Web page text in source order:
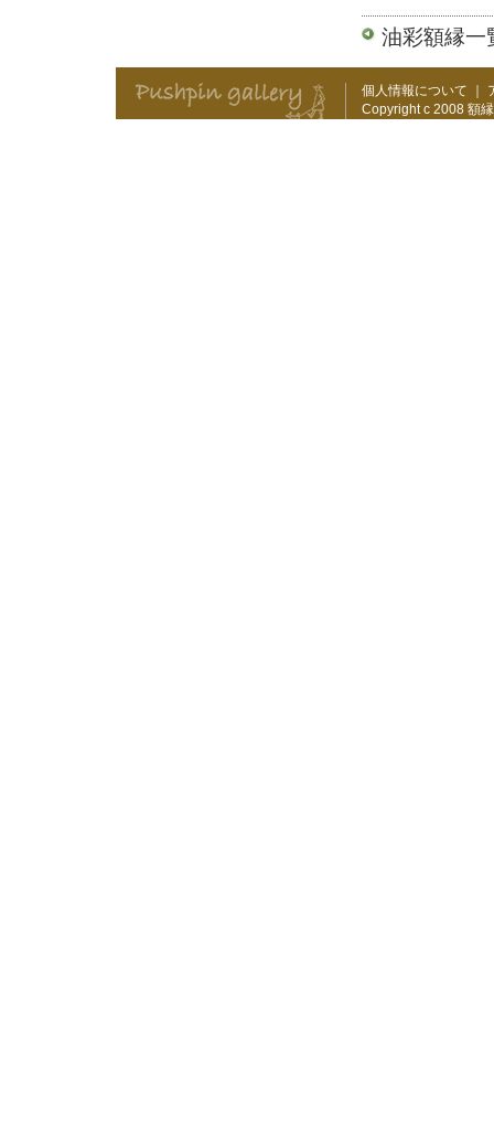
油彩額縁一
個人情報について ｜
Copyright c 2008 額